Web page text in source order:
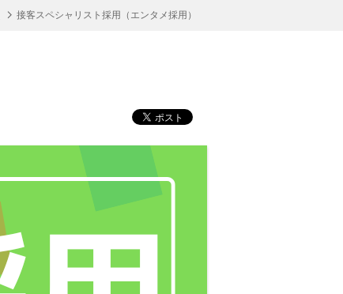
接客スペシャリスト採用（エンタメ採用）